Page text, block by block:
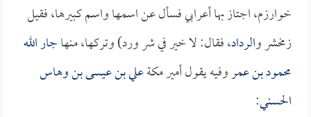
خوارزم، اجتاز بها أعرابي فسأل عن اسمها واسم كبيرها، فقيل
زمخشر والرداد، فقال: لا خير في شر ورد) وتركها، منهاجار الله
محمود بن عمروفيه يقول أمير مكةعلي بن عيسى بن وهاس
الحسني: